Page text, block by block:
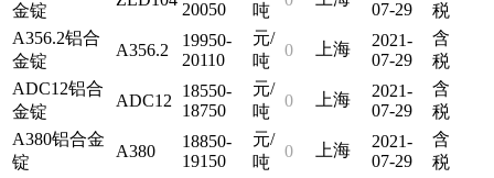
金锭
20050
吨
07-29
税
A356.2铝合
金锭
A356.2
19950-
20110
元/
吨
0 上海
2021-
07-29
含
税
ADC12铝合
金锭
ADC12
18550-
18750
元/
吨
0 上海
2021-
07-29
含
税
A380铝合金
锭
A380
18850-
19150
元/
吨
0 上海
2021-
07-29
含
税